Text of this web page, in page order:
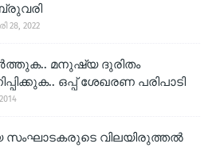
2022
മനുഷ്യ ദുരിതം
ഒപ്പ് ശേഖരണ പരിപാടി
വിലയിരുത്തല്‍